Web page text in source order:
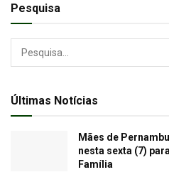
Pesquisa
Últimas Notícias
Mães de
nesta sexta (7)
Família